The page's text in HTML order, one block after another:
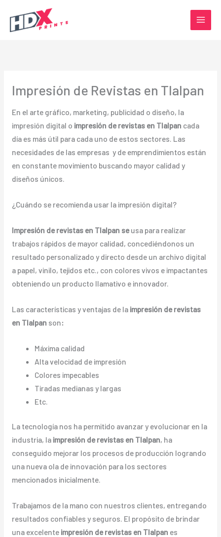
contenido
Impresión de Revistas en Tlalpan
En el arte gráfico, marketing, publicidad o diseño, la
impresión digital o impresión de revistas en Tlalpan cada
día es más útil para cada uno de estos sectores. Las
necesidades de las empresas y de emprendimientos están
en constante movimiento buscando mayor calidad y
diseños únicos.
¿Cuándo se recomienda usar la impresión digital?
Impresión de revistas en Tlalpan seusa para realizar
trabajos rápidos de mayor calidad, concediéndonos un
resultado personalizado y directo desde un archivo digital
a papel, vinilo, tejidos etc., con colores vivos e impactantes
obteniendo un producto llamativo e innovador.
Las características y ventajas de la impresión de revistas
en Tlalpan son:
Máxima calidad
Alta velocidad de impresión
Colores impecables
Tiradas medianas y largas
Etc.
La tecnología nos ha permitido avanzar y evolucionar en la
industria, la impresión de revistas en Tlalpan, ha
conseguido mejorar los procesos de producción logrando
una nueva ola de innovación para los sectores
mencionados inicialmente.
Trabajamos de la mano con nuestros clientes, entregando
resultados confiables y seguros. El propósito de brindar
una excelente impresión de revistas en Tlalpan es